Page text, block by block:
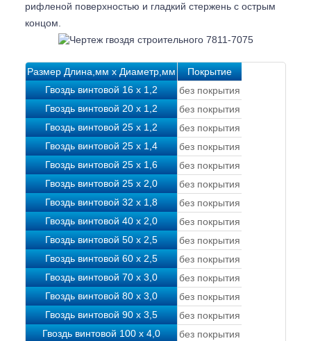
рифленой поверхностью и гладкий стержень с острым
концом.
Размер Длина,мм x Диаметр,мм
Покрытие
Гвоздь винтовой 16 х 1,2
без покрытия
Гвоздь винтовой 20 х 1,2
без покрытия
Гвоздь винтовой 25 х 1,2
без покрытия
Гвоздь винтовой 25 х 1,4
без покрытия
Гвоздь винтовой 25 х 1,6
без покрытия
Гвоздь винтовой 25 х 2,0
без покрытия
Гвоздь винтовой 32 х 1,8
без покрытия
Гвоздь винтовой 40 х 2,0
без покрытия
Гвоздь винтовой 50 х 2,5
без покрытия
Гвоздь винтовой 60 х 2,5
без покрытия
Гвоздь винтовой 70 х 3,0
без покрытия
Гвоздь винтовой 80 х 3,0
без покрытия
Гвоздь винтовой 90 х 3,5
без покрытия
Гвоздь винтовой 100 х 4,0
без покрытия